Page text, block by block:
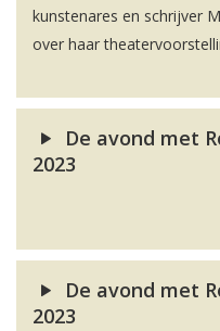
kunstenares en schrijver
over haar
De avond met
2023
De avond met
2023